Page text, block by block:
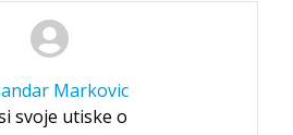
Markovic
svoje utiske o